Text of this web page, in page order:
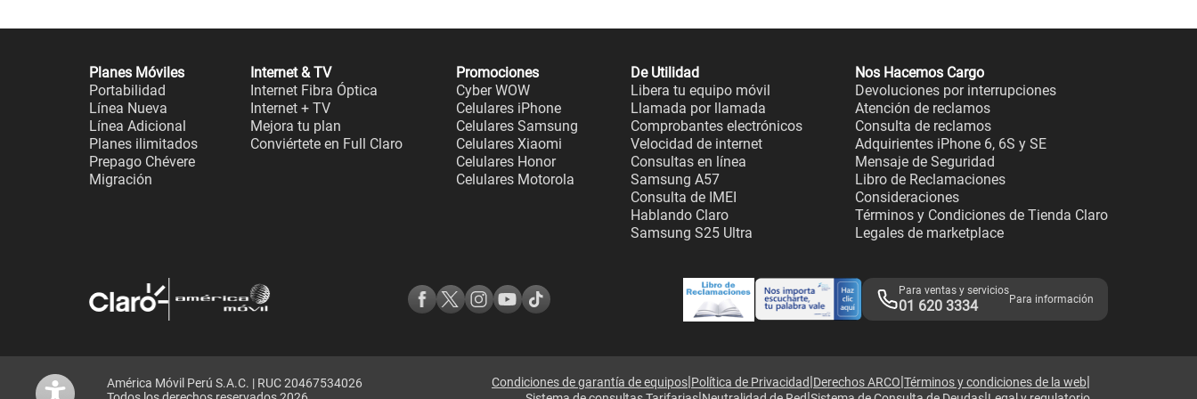
Planes Móviles
Portabilidad
Línea Nueva
Línea Adicional
Planes ilimitados
Prepago Chévere
Migración
Internet & TV
Internet Fibra Óptica
Internet + TV
Mejora tu plan
Conviértete en Full Claro
Promociones
Cyber WOW
Celulares iPhone
Celulares Samsung
Celulares Xiaomi
Celulares Honor
Celulares Motorola
De Utilidad
Libera tu equipo móvil
Llamada por llamada
Comprobantes electrónicos
Velocidad de internet
Consultas en línea
Samsung A57
Consulta de IMEI
Hablando Claro
Samsung S25 Ultra
Nos Hacemos Cargo
Devoluciones por interrupciones
Atención de reclamos
Consulta de reclamos
Adquirientes iPhone 6, 6S y SE
Mensaje de Seguridad
Libro de Reclamaciones
Consideraciones
Términos y Condiciones de Tienda Claro
Legales de marketplace
Para ventas y servicios
01 620 3334 Para información
América Móvil Perú S.A.C. | RUC 20467534026
Condiciones de garantía de equipos|Política de Privacidad|Derechos ARCO|Términos y condiciones de la web|